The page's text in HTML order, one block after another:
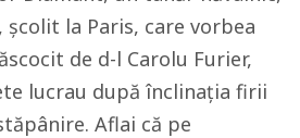
la Paris, care vorbea
de d-l Carolu Furier,
lucrau după înclinația firii
Aflai că pe